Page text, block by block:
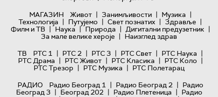
МАГАЗИН
Живот | Занимљивости | Музика |
Технологијa | Путујемо | Свет познатих | Здравље |
Филм и ТВ | Наука | Природа | Дигитални предузетник |
За мале велике хероје | Наизглед здрав
ТВ
РТС 1 | РТС 2 | РТС 3 | РТС Свет | РТС Наука |
РТС Драма | РТС Живот | РТС Класика | РТС Коло |
РТС Трезор | РТС Музика | РТС Полетарац
РАДИО
Радио Београд 1 | Радио Београд 2 | Радио
Београд 3 | Београд 202 | Радио Плетеница | Радио